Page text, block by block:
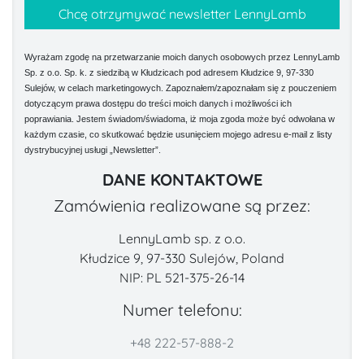
Wyrażam zgodę na przetwarzanie moich danych osobowych przez LennyLamb
Sp. z o.o. Sp. k. z siedzibą w Kłudzicach pod adresem Kłudzice 9, 97-330
Sulejów, w celach marketingowych. Zapoznałem/zapoznałam się z pouczeniem
dotyczącym prawa dostępu do treści moich danych i możliwości ich
poprawiania. Jestem świadom/świadoma, iż moja zgoda może być odwołana w
każdym czasie, co skutkować będzie usunięciem mojego adresu e-mail z listy
dystrybucyjnej usługi „Newsletter”.
DANE KONTAKTOWE
Zamówienia realizowane są przez:
LennyLamb sp. z o.o.
Kłudzice 9, 97-330 Sulejów, Poland
NIP: PL 521-375-26-14
Numer telefonu:
+48 222-57-888-2